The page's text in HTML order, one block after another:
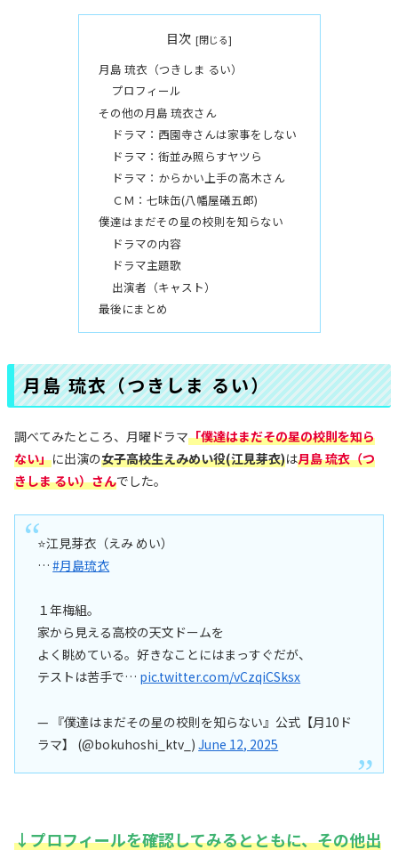
目次
月島 琉衣（つきしま るい）
プロフィール
その他の月島 琉衣さん
ドラマ：西園寺さんは家事をしない
ドラマ：街並み照らすヤツら
ドラマ：からかい上手の高木さん
ＣＭ：七味缶(八幡屋礒五郎)
僕達はまだその星の校則を知らない
ドラマの内容
ドラマ主題歌
出演者（キャスト）
最後にまとめ
月島 琉衣（つきしま るい）
調べてみたところ、月曜ドラマ「僕達はまだその星の校則を知ら
ない」に出演の女子高校生えみめい役(江見芽衣)は月島 琉衣（つ
きしま るい）さんでした。
⭐️江見芽衣（えみ めい）
…#月島琉衣
１年梅組。
家から見える高校の天文ドームを
よく眺めている。好きなことにはまっすぐだが、
テストは苦手で… pic.twitter.com/vCzqiCSksx
— 『僕達はまだその星の校則を知らない』公式【月10ド
ラマ】 (@bokuhoshi_ktv_)June 12, 2025
↓プロフィールを確認してみるとともに、その他出